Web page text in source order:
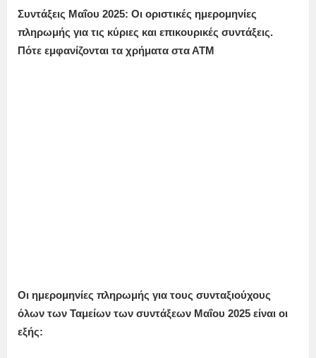
Συντάξεις Μαΐου 2025: Οι οριστικές ημερομηνίες
πληρωμής για τις κύριες και επικουρικές συντάξεις.
Πότε εμφανίζονται τα χρήματα στα ΑΤΜ
Οι ημερομηνίες πληρωμής για τους συνταξιούχους
όλων των Ταμείων των συντάξεων Μαΐου 2025 είναι οι
εξής: